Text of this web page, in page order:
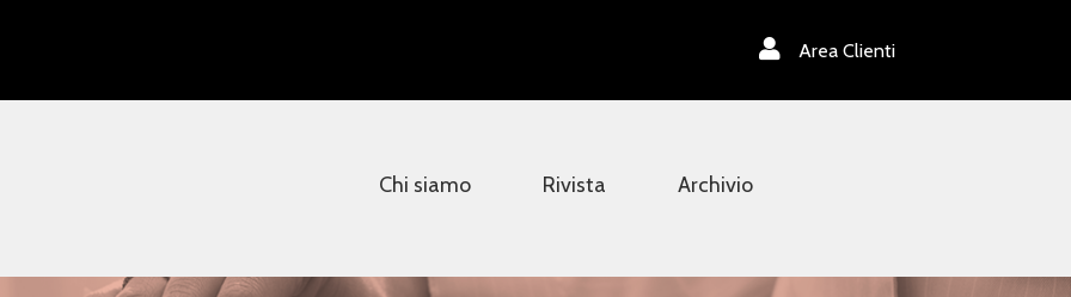
Area Clienti
Chi siamo Rivista Archivio